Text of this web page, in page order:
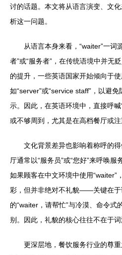
讨的话题。本文将从语言演变、文
析这一问题。
从语言本身来看，“waiter”一词
者”或“服务者”，在传统语境中并无
的提升，一些英语国家开始倾向于使
如“server”或“service staff”，以避
示。因此，在英语环境中，直接呼
或不够周到，尤其是在高档餐厅或注
文化背景差异也影响着称呼的
厅通常以“服务员”或“您好”来呼唤服
如果顾客在中文环境中使用“waiter”
彩，但并非绝对不礼貌——关键在于
的“waiter，请帮忙”与冷漠、命令式
别。因此，礼貌的核心往往不在于词
更深层地，餐饮服务行业的尊